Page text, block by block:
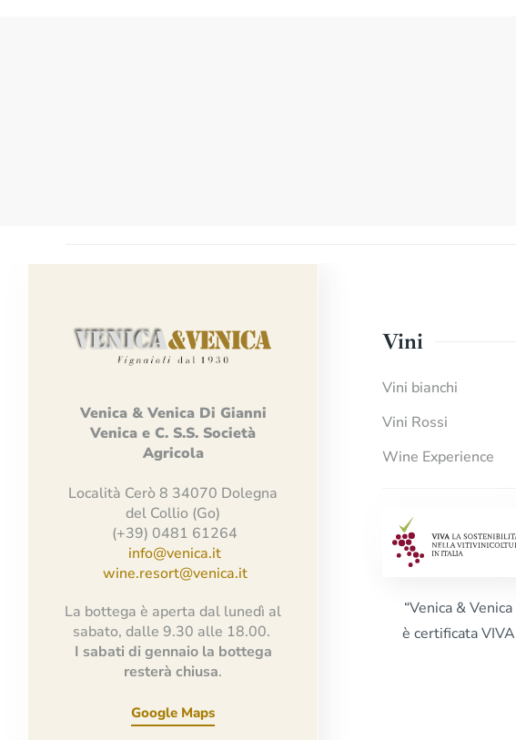
Venica &Venica Di Gianni
VenicaeC. S.S. Società
Agricola
Località Cerò 8 34070 Dolegna
del Collio (Go)
(+39) 0481 61264
info@venica.it
wine.resort@venica.it
La bottega è aperta dal lunedì al
sabato, dalle 9.30 alle 18.00.
I sabati di gennaio la bottega
resterà chiusa.
Google Maps
Vini
Vini bianchi
Vini Rossi
Wine Experience
“Venica & Venica
è certificata VIVA